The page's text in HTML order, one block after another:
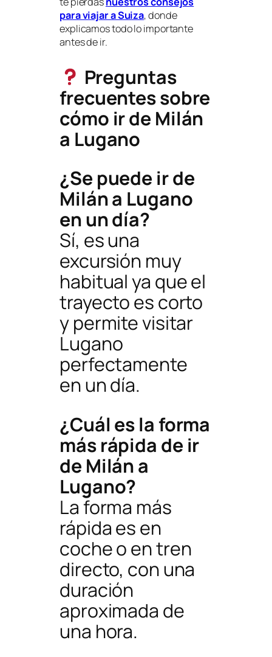
para viajar a Suiza, donde
explicamos todo lo importante
antes de ir.
Preguntas
frecuentes sobre
cómo ir de Milán
a Lugano
¿Se puede ir de
Milán a Lugano
en un día?
Sí, es una
excursión muy
habitual ya que el
trayecto es corto
y permite visitar
Lugano
perfectamente
en un día.
¿Cuál es la forma
más rápida de ir
de Milán a
Lugano?
La forma más
rápida es en
coche o en tren
directo, con una
duración
aproximada de
una hora.